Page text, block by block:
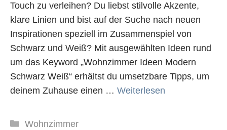
Touch zu verleihen? Du liebst stilvolle Akzente,
klare Linien und bist auf der Suche nach neuen
Inspirationen speziell im Zusammenspiel von
Schwarz und Weiß? Mit ausgewählten Ideen rund
um das Keyword „Wohnzimmer Ideen Modern
Schwarz Weiß“ erhältst du umsetzbare Tipps, um
deinem Zuhause einen … Weiterlesen
Kategorien
Wohnzimmer